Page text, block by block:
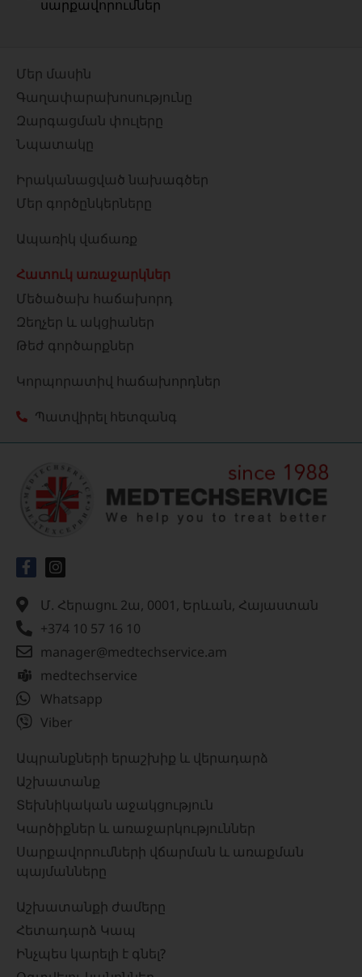
սարքավորումներ
Մեր մասին
Գաղափարախոսությունը
Զարգացման փուլերը
Նպատակը
Իրականացված նախագծեր
Մեր գործընկերները
Ապառիկ վաճառք
Հատուկ առաջարկներ
Մեծածախ հաճախորդ
Զեղչեր և ակցիաներ
Թեժ գործարքներ
Կորպորատիվ հաճախորդներ
Պատվիրել հետզանգ
Մ. Հերացու 2ա, 0001, Երևան, Հայաստան
+374 10 57 16 10
manager@medtechservice.am
medtechservice
Whatsapp
Viber
Ապրանքների երաշխիք և վերադարձ
Աշխատանք
Տեխնիկական աջակցություն
Կարծիքներ և առաջարկություններ
Սարքավորումների վճարման և առաքման
պայմանները
Աշխատանքի ժամերը
Հետադարձ Կապ
Ինչպես կարելի է գնել?